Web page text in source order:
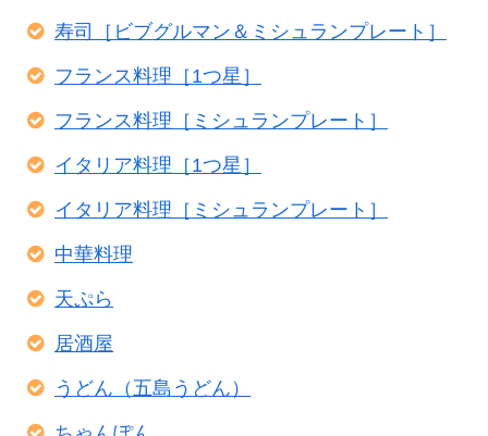
寿司［ビブグルマン＆ミシュランプレート］
フランス料理［1つ星］
フランス料理［ミシュランプレート］
イタリア料理［1つ星］
イタリア料理［ミシュランプレート］
中華料理
天ぷら
居酒屋
うどん（五島うどん）